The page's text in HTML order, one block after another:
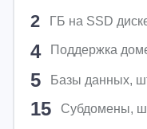
2 ГБ на SSD
4 Поддержка
5 Базы данных,
15 Субдомены,